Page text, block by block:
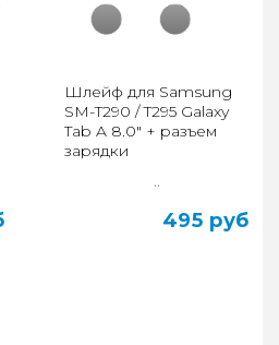
Шлейф для Samsung
SM-T290 / T295 Galaxy
Tab A 8.0" + разъем
зарядки
..
495 руб